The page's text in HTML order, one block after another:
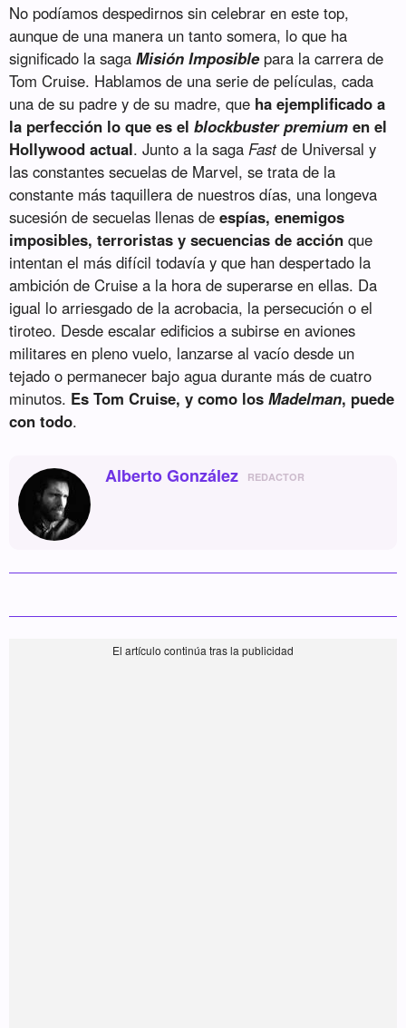
No podíamos despedirnos sin celebrar en este top,
aunque de una manera un tanto somera, lo que ha
significado la sagaMisión Imposiblepara la carrera de
Tom Cruise. Hablamos de una serie de películas, cada
una de su padre y de su madre, que ha ejemplificado a
la perfección lo que es elblockbuster premium en el
Hollywood actual. Junto a la sagaFastde Universal y
las constantes secuelas de Marvel, se trata de la
constante más taquillera de nuestros días, una longeva
sucesión de secuelas llenas deespías, enemigos
imposibles, terroristas y secuencias de acción que
intentan el más difícil todavía y que han despertado la
ambición de Cruise a la hora de superarse en ellas. Da
igual lo arriesgado de la acrobacia, la persecución o el
tiroteo. Desde escalar edificios a subirse en aviones
militares en pleno vuelo, lanzarse al vacío desde un
tejado o permanecer bajo agua durante más de cuatro
minutos. Es Tom Cruise, y como losMadelman, puede
con todo.
Alberto González REDACTOR